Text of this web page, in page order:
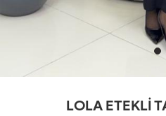
LOLA ETEKLİ